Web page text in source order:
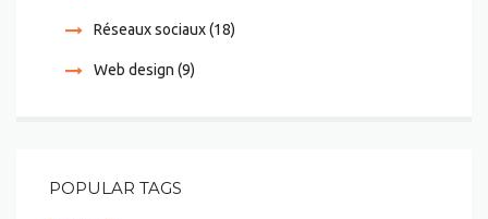
Réseaux sociaux(18)
Web design (9)
POPULAR TAGS